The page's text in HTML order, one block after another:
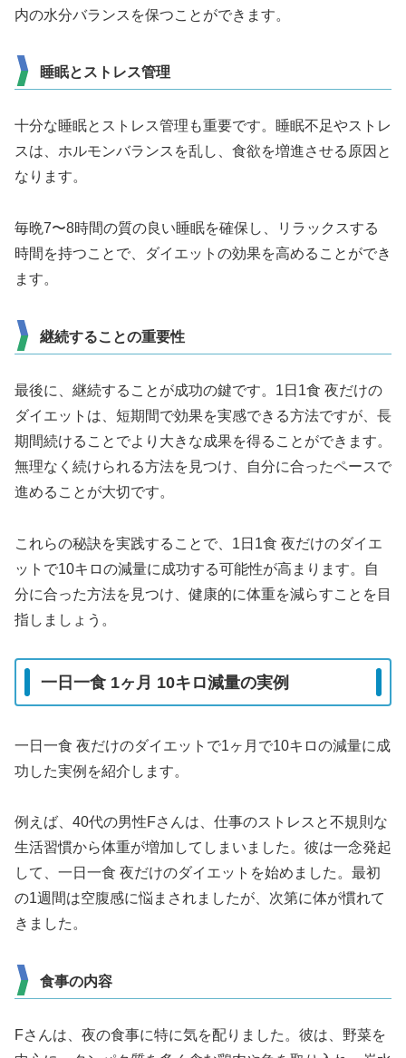
内の水分バランスを保つことができます。
睡眠とストレス管理
十分な睡眠とストレス管理も重要です。睡眠不足やストレ
スは、ホルモンバランスを乱し、食欲を増進させる原因と
なります。
毎晩7〜8時間の質の良い睡眠を確保し、リラックスする
時間を持つことで、ダイエットの効果を高めることができ
ます。
継続することの重要性
最後に、継続することが成功の鍵です。1日1食 夜だけの
ダイエットは、短期間で効果を実感できる方法ですが、長
期間続けることでより大きな成果を得ることができます。
無理なく続けられる方法を見つけ、自分に合ったペースで
進めることが大切です。
これらの秘訣を実践することで、1日1食 夜だけのダイエ
ットで10キロの減量に成功する可能性が高まります。自
分に合った方法を見つけ、健康的に体重を減らすことを目
指しましょう。
一日一食 1ヶ月 10キロ減量の実例
一日一食 夜だけのダイエットで1ヶ月で10キロの減量に成
功した実例を紹介します。
例えば、40代の男性Fさんは、仕事のストレスと不規則な
生活習慣から体重が増加してしまいました。彼は一念発起
して、一日一食 夜だけのダイエットを始めました。最初
の1週間は空腹感に悩まされましたが、次第に体が慣れて
きました。
食事の内容
Fさんは、夜の食事に特に気を配りました。彼は、野菜を